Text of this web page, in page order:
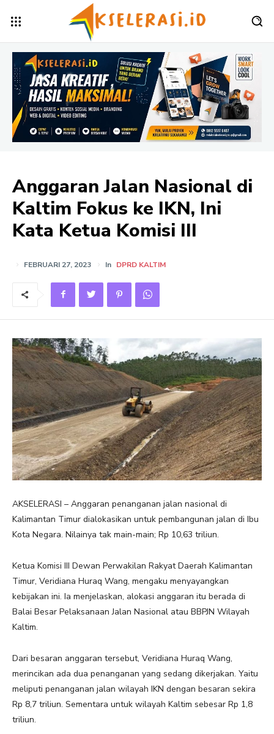
Anggaran Jalan Nasional di
Kaltim Fokus ke IKN, Ini
Kata Ketua Komisi III
FEBRUARI 27, 2023 In DPRD KALTIM
AKSELERASI – Anggaran penanganan jalan nasional di
Kalimantan Timur dialokasikan untuk pembangunan jalan di Ibu
Kota Negara. Nilainya tak main-main; Rp 10,63 triliun.
Ketua Komisi III Dewan Perwakilan Rakyat Daerah Kalimantan
Timur, Veridiana Huraq Wang, mengaku menyayangkan
kebijakan ini. Ia menjelaskan, alokasi anggaran itu berada di
Balai Besar Pelaksanaan Jalan Nasional atau BBPJN Wilayah
Kaltim.
Dari besaran anggaran tersebut, Veridiana Huraq Wang,
merincikan ada dua penanganan yang sedang dikerjakan. Yaitu
meliputi penanganan jalan wilayah IKN dengan besaran sekira
Rp 8,7 triliun. Sementara untuk wilayah Kaltim sebesar Rp 1,8
triliun.